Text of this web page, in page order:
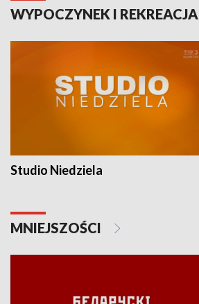
WYPOCZYNEK I REKREACJA
Studio Niedziela
MNIEJSZOŚCI